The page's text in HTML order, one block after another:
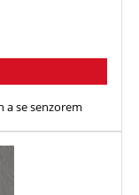
a se senzorem